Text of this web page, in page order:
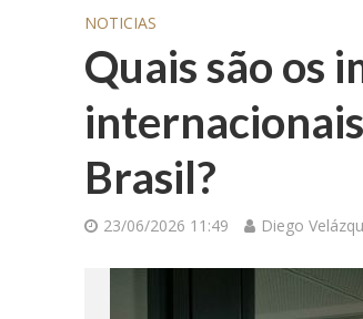
NOTICIAS
Quais são os
Brasil?
23/06/2026 11:49 Diego